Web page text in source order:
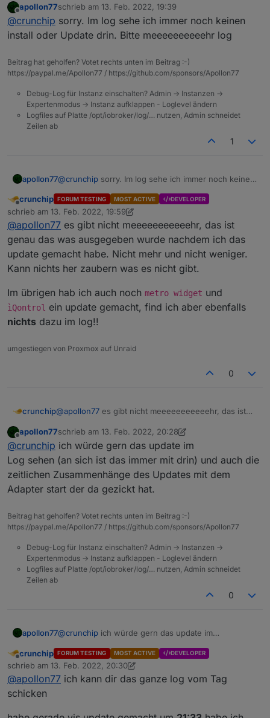
Am besten auch log vom Update selbst
das war das log vom Adapter update, hatte nur die
info meldungen weggelassen
ganze Fassung
2022-02-13 17:00:00.595 - info: javascript.0
2022-02-13 17:05:07.110 - info: backitup.0
2022-02-13 17:05:07.135 - info: backitup.0
2022-02-13 17:05:07.137 - info: backitup.0
2022-02-13 17:05:07.139 - info: backitup.0
2022-02-13 17:06:04.707 - info: javascript.0
2022-02-13 17:06:27.572 - info: backitup.0
2022-02-13 17:06:28.086 - error: backitup.0
2022-02-13 17:06:28.089 - error:
2022-02-13 17:06:28.090 - error:
2022-02-13 17:06:28.092 - error:
at Redis. (/opt/iobroker/node_modules/
at processTicksAndRejections (internal/
2022-02-13 17:06:33.341 - info:
2022-02-13 17:06:33.540 - info: backitup.0
2022-02-13 17:08:00.508 - info: javascript.0
Offline
apollon77schrieb am 13. Feb. 2022, 19:39
zuletzt editiert von
@crunchip sorry. Im log sehe ich immer noch keinen
install oder Update drin. Bitte meeeeeeeeeehr log
Beitrag hat geholfen? Votet rechts unten im Beitrag :-)
https://paypal.me/Apollon77 / https://github.com/sponsors/Apollon77
Debug-Log für Instanz einschalten? Admin -> Instanzen ->
Expertenmodus -> Instanz aufklappen - Loglevel ändern
Logfiles auf Platte /opt/iobroker/log/… nutzen, Admin schneidet
Zeilen ab
1
apollon77@crunchip sorry. Im log sehe ich immer noch keinen
Offline
crunchip FORUM TESTING MOST ACTIVE DEVELOPER
schrieb am 13. Feb. 2022, 19:59
zuletzt editiert von crunchip
@apollon77 es gibt nicht meeeeeeeeeeehr, das ist
genau das was ausgegeben wurde nachdem ich das
update gemacht habe. Nicht mehr und nicht weniger.
Kann nichts her zaubern was es nicht gibt.
Im übrigen hab ich auch noch metro widget und
ìQontrol ein update gemacht, find ich aber ebenfalls
nichts dazu im log!!
umgestiegen von Proxmox auf Unraid
0
crunchip@apollon77 es gibt nicht meeeeeeeeeeehr, das ist
update gemacht habe. Nicht mehr und nicht weniger.
Kann nichts her zaubern was es nicht gibt.
Im übrigen hab ich auch nochmetro widget
ìQontrolein update gemacht, find ich aber
ebenfalls nichtsdazu im log!!
apollon77schrieb am 13. Feb. 2022, 20:28
zuletzt editiert von apollon77
@crunchip ich würde gern das update im
Log sehen (an sich ist das immer mit drin) und auch die
zeitlichen Zusammenhänge des Updates mit dem
Adapter start der da gezickt hat.
Beitrag hat geholfen? Votet rechts unten im Beitrag :-)
https://paypal.me/Apollon77 / https://github.com/sponsors/Apollon77
Debug-Log für Instanz einschalten? Admin -> Instanzen ->
Expertenmodus -> Instanz aufklappen - Loglevel ändern
Logfiles auf Platte /opt/iobroker/log/… nutzen, Admin schneidet
Zeilen ab
0
apollon77@crunchip ich würde gern das update im
die zeitlichen Zusammenhänge des Updates mit dem
Adapter start der da gezickt hat.
Offline
crunchip FORUM TESTING MOST ACTIVE DEVELOPER
schrieb am 13. Feb. 2022, 20:30
zuletzt editiert von crunchip
@apollon77 ich kann dir das ganze log vom Tag
schicken